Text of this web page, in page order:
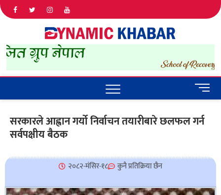
IN NEPAL
M
e
u
n
सरकारले आह्वान गर्यो निर्वाचन तयारीबारे छलफल गर्न
सर्वपक्षीय बैठक
२०८२-मंसिर-१८ कुनै प्रतिक्रिया छैन